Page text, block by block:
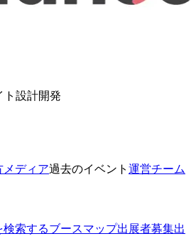
ト設計開発
メディア過去のイベント 運営チーム
検索するブースマップ出展者募集出